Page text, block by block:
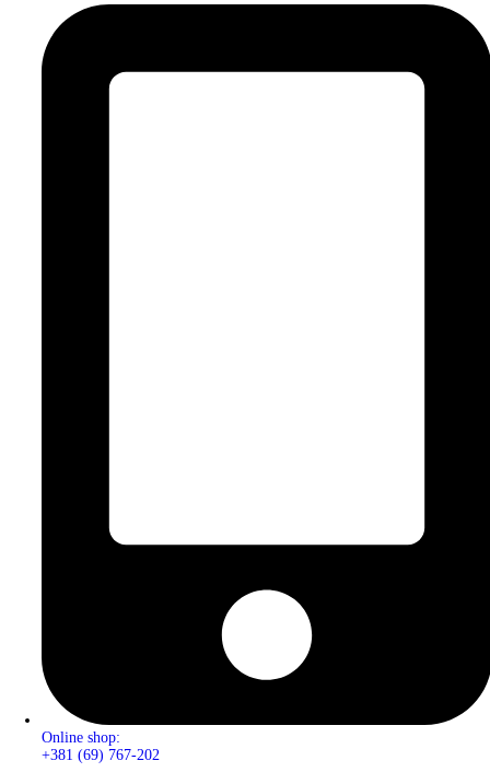
Online shop:
+381 (69) 767-202